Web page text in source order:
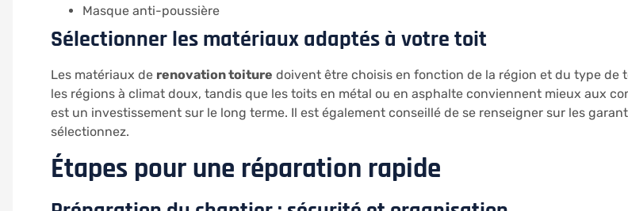
Masque anti-poussière
Sélectionner les matériaux adaptés à votre toit
Les matériaux de renovation toiture doivent être choisis en fonction de la région et du type de
les régions à climat doux, tandis que les toits en métal ou en asphalte conviennent mieux aux
est un investissement sur le long terme. Il est également conseillé de se renseigner sur les
sélectionnez.
Étapes pour une réparation rapide